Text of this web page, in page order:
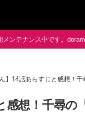
メンテナンス中です。
ん】14話あらすじと感想！
感想！千尋